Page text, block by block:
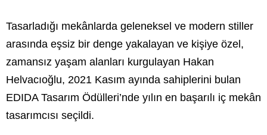
Tasarladığı mekânlarda geleneksel ve modern stiller
arasında eşsiz bir denge yakalayan ve kişiye özel,
zamansız yaşam alanları kurgulayan Hakan
Helvacıoğlu, 2021 Kasım ayında sahiplerini bulan
EDIDA Tasarım Ödülleri’nde yılın en başarılı iç mekân
tasarımcısı seçildi.